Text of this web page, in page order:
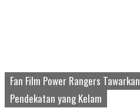
Fan Film Power Rangers Tawarkan
Pendekatan yang Kelam